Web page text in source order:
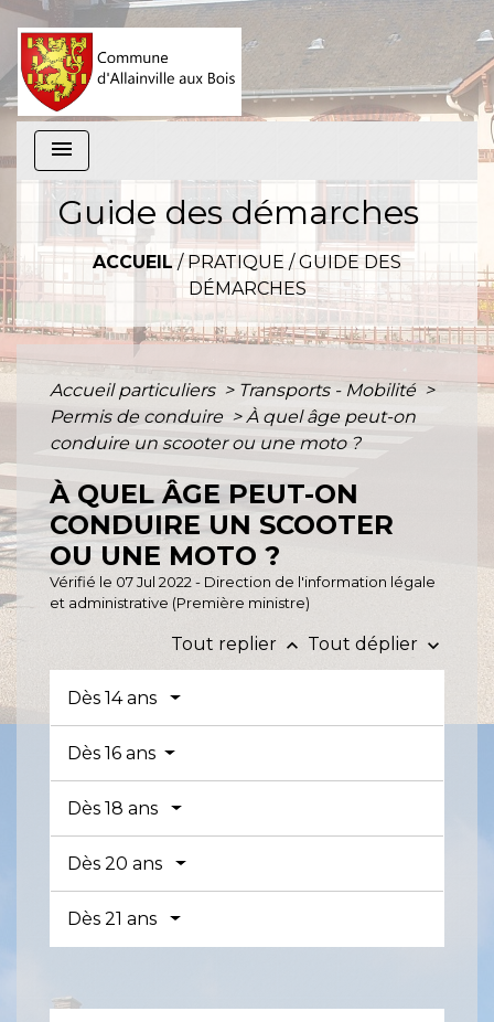
menu
Guide des démarches
ACCUEIL / PRATIQUE /GUIDE DES
DÉMARCHES
Accueil particuliers > Transports - Mobilité >
Permis de conduire > À quel âge peut-on
conduire un scooter ou une moto ?
À QUEL ÂGE PEUT-ON
CONDUIRE UN SCOOTER
OU UNE MOTO ?
Vérifié le 07 Jul 2022 - Direction de l'information légale
et administrative (Première ministre)
Tout replier keyboard_arrow_up Tout déplier keyboard_arrow_down
Dès 14 ans
Dès 16 ans
Dès 18 ans
Dès 20 ans
Dès 21 ans